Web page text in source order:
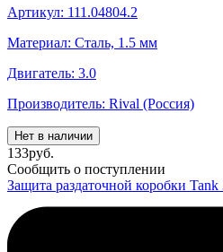
Артикул: 111.04804.2
Материал: Сталь, 1.5 мм
Двигатель: 3.0
Производитель: Rival (Россия)
Нет в наличии
133руб.
Сообщить о поступлении
Защита раздаточной коробки Tank